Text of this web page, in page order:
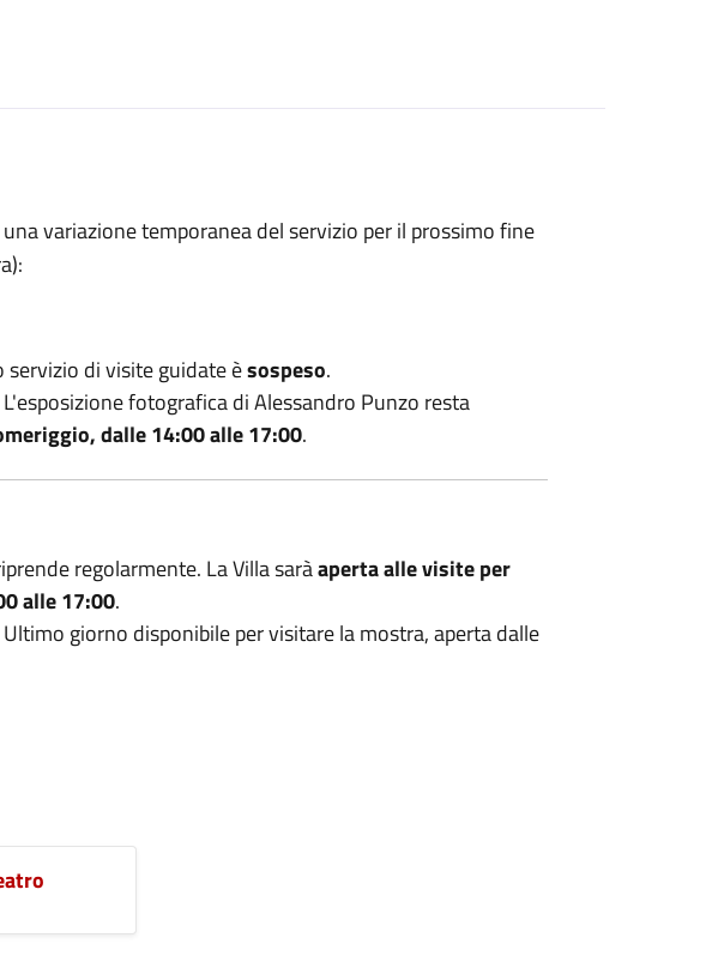
variazione temporanea del servizio per il prossimo fine
servizio di visite guidate èsospeso.
fotografica di Alessandro Punzo resta
dalle 14:00 alle 17:00.
regolarmente. La Villa saràaperta alle visite per
alle 17:00.
giorno disponibile per visitare la mostra, aperta dalle